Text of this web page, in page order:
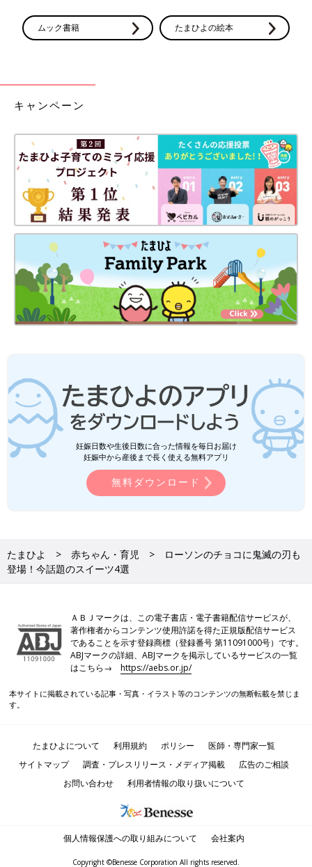
ムック書籍 たまひよの絵本
キャンペーン
妊娠日数や生後日数に合った情報を毎日お届け
妊娠中から産後まで長く使える無料アプリ
無料ダウンロード
たまひよ 赤ちゃん・育児
ローソンのチョコに鬼滅の刃も
登場！今話題のスイーツ4選
ＡＢＪマークは、この電子書店・電子書籍配信サービスが、
著作権者からコンテンツ使用許諾を得た正規版配信サービス
であることを示す登録商標（登録番号 第11091000号）です。
ABJマークの詳細、ABJマークを掲示しているサービスの一覧
はこちら→https://aebs.or.jp/
本サイトに掲載されている記事・写真・イラスト等のコンテンツの無断転載を禁じま
す。
たまひよについて 利用規約 ポリシー
医師・専門家一覧
サイトマップ
調査・プレスリリース・メディア掲載
広告のご相談
お問い合わせ
利用者情報の取り扱いについて
個人情報保護への取り組みについて 会社案内
Copyright ©Benesse Corporation All rights reserved.